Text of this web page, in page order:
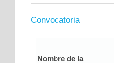
Convocatoria
Nombre de la